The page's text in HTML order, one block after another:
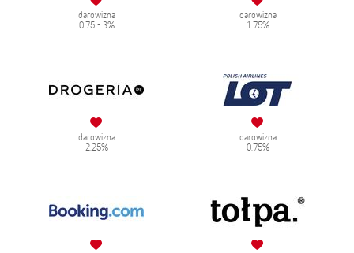
darowizna
0.75 - 3%
darowizna
1.75%
darowizna
2.25%
darowizna
0.75%